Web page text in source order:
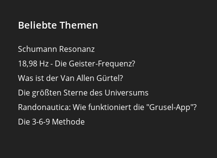
Beliebte Themen
Schumann Resonanz
18,98 Hz - Die Geister-Frequenz?
Was ist der Van Allen Gürtel?
Die größten Sterne des Universums
Randonautica: Wie funktioniert die "Grusel-App"?
Die 3-6-9 Methode